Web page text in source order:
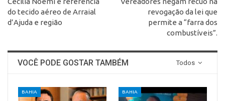
do tecido aéreo de Arraial
d’Ajuda e região
revogação da lei que
permite a “farra dos
combustíveis”.
Todos
VOCÊ PODE GOSTAR TAMBÉM
BAHIA BAHIA